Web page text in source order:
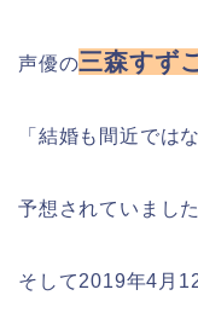
声優の三森すず
「結婚も間近では
予想されていました
そして2019年4月